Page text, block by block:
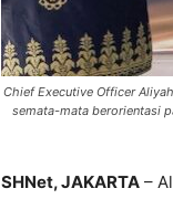
Chief Executive Officer
semata-mata berorientasi
SHNet, JAKARTA –